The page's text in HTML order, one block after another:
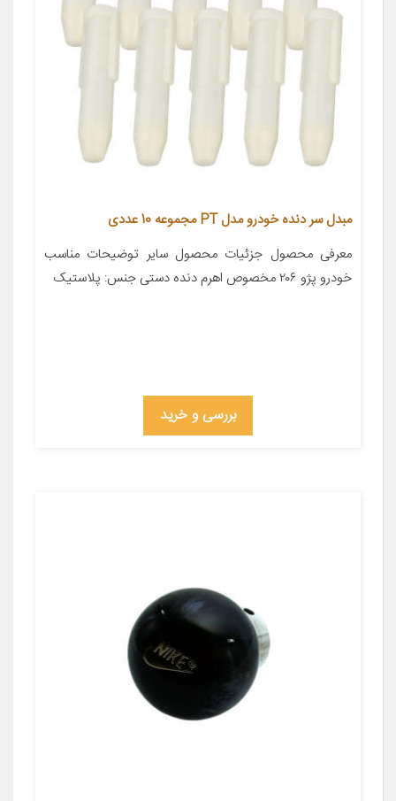
مبدل سر دنده خودرو مدل PT مجموعه 10 عددی
معرفی محصول جزئیات محصول سایر توضیحات مناسب
خودرو پژو ۲۰۶ مخصوص اهرم دنده دستی جنس: پلاستیک
بررسی و خرید